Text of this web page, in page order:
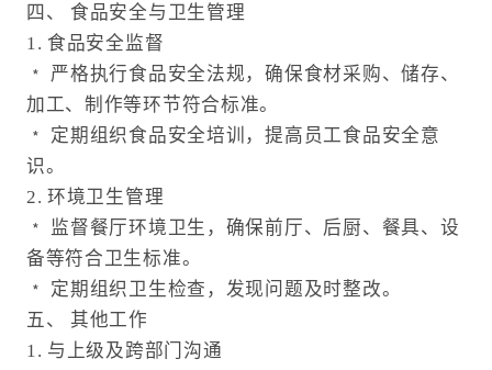
四、 食品安全与卫生管理
1. 食品安全监督
﹡ 严格执行食品安全法规，确保食材采购、储存、
加工、制作等环节符合标准。
﹡ 定期组织食品安全培训，提高员工食品安全意
识。
2. 环境卫生管理
﹡ 监督餐厅环境卫生，确保前厅、后厨、餐具、设
备等符合卫生标准。
﹡ 定期组织卫生检查，发现问题及时整改。
五、 其他工作
1. 与上级及跨部门沟通